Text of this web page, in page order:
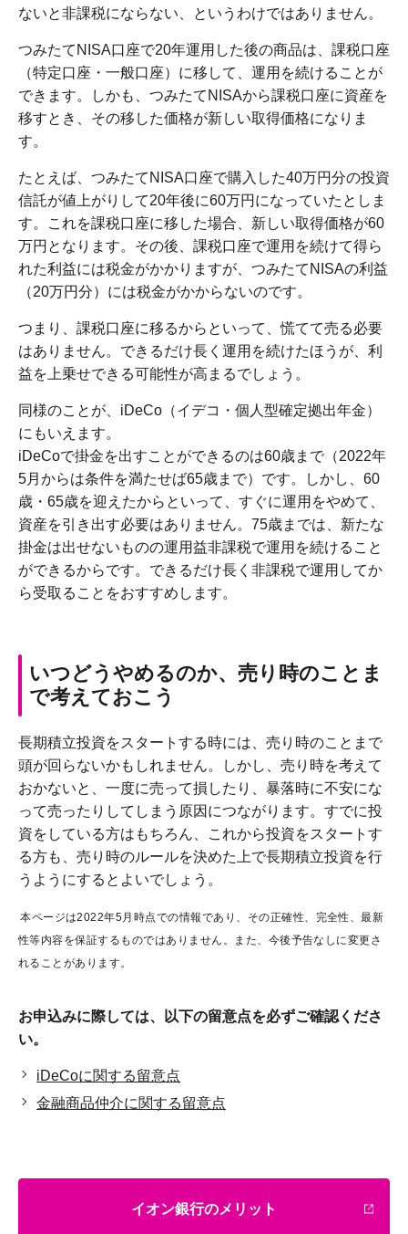
ないと非課税にならない、というわけではありません。
つみたてNISA口座で20年運用した後の商品は、課税口座
（特定口座・一般口座）に移して、運用を続けることが
できます。しかも、つみたてNISAから課税口座に資産を
移すとき、その移した価格が新しい取得価格になりま
す。
たとえば、つみたてNISA口座で購入した40万円分の投資
信託が値上がりして20年後に60万円になっていたとしま
す。これを課税口座に移した場合、新しい取得価格が60
万円となります。その後、課税口座で運用を続けて得ら
れた利益には税金がかかりますが、つみたてNISAの利益
（20万円分）には税金がかからないのです。
つまり、課税口座に移るからといって、慌てて売る必要
はありません。できるだけ長く運用を続けたほうが、利
益を上乗せできる可能性が高まるでしょう。
同様のことが、iDeCo（イデコ・個人型確定拠出年金）
にもいえます。
iDeCoで掛金を出すことができるのは60歳まで（2022年
5月からは条件を満たせば65歳まで）です。しかし、60
歳・65歳を迎えたからといって、すぐに運用をやめて、
資産を引き出す必要はありません。75歳までは、新たな
掛金は出せないものの運用益非課税で運用を続けること
ができるからです。できるだけ長く非課税で運用してか
ら受取ることをおすすめします。
いつどうやめるのか、売り時のことま
で考えておこう
長期積立投資をスタートする時には、売り時のことまで
頭が回らないかもしれません。しかし、売り時を考えて
おかないと、一度に売って損したり、暴落時に不安にな
って売ったりしてしまう原因につながります。すでに投
資をしている方はもちろん、これから投資をスタートす
る方も、売り時のルールを決めた上で長期積立投資を行
うようにするとよいでしょう。
本ページは2022年5月時点での情報であり、その正確性、完全性、最新
性等内容を保証するものではありません。また、今後予告なしに変更さ
れることがあります。
お申込みに際しては、以下の留意点を必ずご確認くださ
い。
iDeCoに関する留意点
金融商品仲介に関する留意点
イオン銀行のメリット